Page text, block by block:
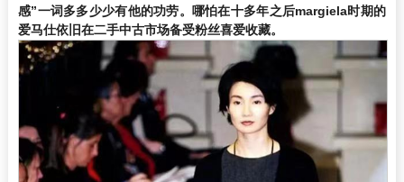
感”一词多多少少有他的功劳。哪怕在十多年之后margiela时期的
爱马仕依旧在二手中古市场备受粉丝喜爱收藏。